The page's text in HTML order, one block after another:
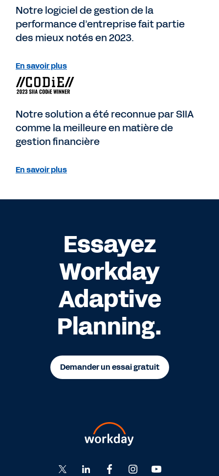
Notre logiciel de gestion de la
performance d’entreprise fait partie
des mieux notés en 2023.
En savoir plus
Notre solution a été reconnue par SIIA
comme la meilleure en matière de
gestion financière
En savoir plus
Essayez
Workday
Adaptive
Planning.
Demander un essai gratuit